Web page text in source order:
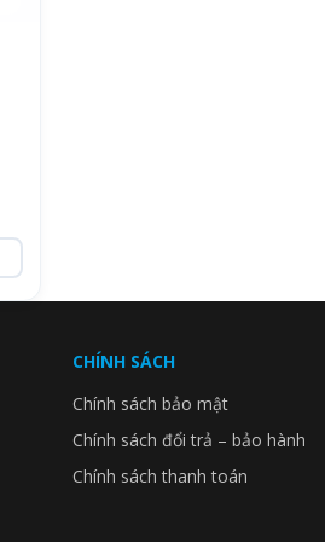
CHÍNH SÁCH
Chính sách bảo mật
Chính sách đổi trả – bảo hành
Chính sách thanh toán